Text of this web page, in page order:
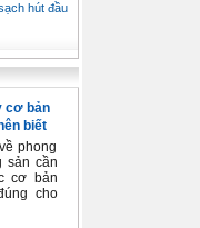
hút đầu
cơ bản
biết
phong
sản cần
cơ bản
cho